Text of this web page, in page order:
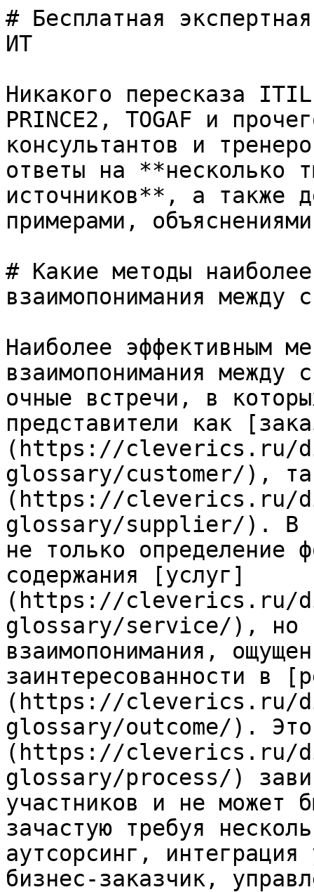
# Бесплатная
ИТ
Никакого пересказа
PRINCE2, TOGAF и
консультантов и
ответы на **несколько
источников**, а также
примерами,
# Какие методы
взаимопонимания между
Наиболее эффективным
взаимопонимания между
очные встречи, в
представители как
(https://cleverics.ru/
glossary/customer/),
(https://cleverics.ru/
glossary/supplier/). В
не только определение
содержания [услуг]
(https://cleverics.ru/
glossary/service/), но и
взаимопонимания,
заинтересованности в
(https://cleverics.ru/
glossary/outcome/).
(https://cleverics.ru/
glossary/process/)
участников и не может
зачастую требуя
аутсорсинг,
бизнес-заказчик,